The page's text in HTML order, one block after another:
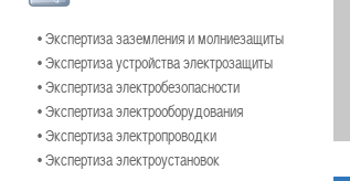
• Экспертиза заземления и молниезащиты
• Экспертиза устройства электрозащиты
• Экспертиза электробезопасности
• Экспертиза электрооборудования
• Экспертиза электропроводки
• Экспертиза электроустановок